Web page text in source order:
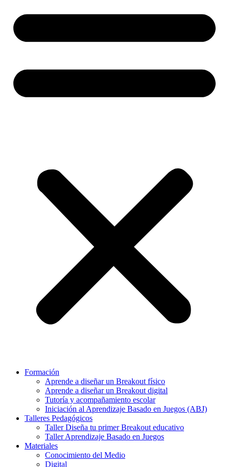
Formación
Aprende a diseñar un Breakout físico
Aprende a diseñar un Breakout digital
Tutoría y acompañamiento escolar
Iniciación al Aprendizaje Basado en Juegos (ABJ)
Talleres Pedagógicos
Taller Diseña tu primer Breakout educativo
Taller Aprendizaje Basado en Juegos
Materiales
Conocimiento del Medio
Digital